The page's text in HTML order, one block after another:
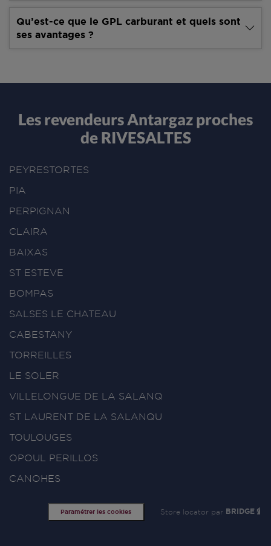
Qu’est-ce que le GPL carburant et quels sont
ses avantages ?
Les revendeurs Antargaz proches
de RIVESALTES
PEYRESTORTES
PIA
PERPIGNAN
CLAIRA
BAIXAS
ST ESTEVE
BOMPAS
SALSES LE CHATEAU
CABESTANY
TORREILLES
LE SOLER
VILLELONGUE DE LA SALANQ
ST LAURENT DE LA SALANQU
TOULOUGES
OPOUL PERILLOS
CANOHES
Paramétrer les cookies Store locator par BRIDGE